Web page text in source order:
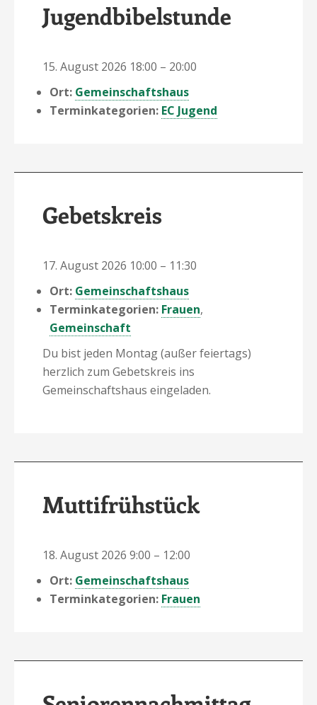
Jugendbibelstunde
15. August 2026 18:00 – 20:00
Ort: Gemeinschaftshaus
Terminkategorien: EC Jugend
Gebetskreis
17. August 2026 10:00 – 11:30
Ort: Gemeinschaftshaus
Terminkategorien: Frauen,
Gemeinschaft
Du bist jeden Montag (außer feiertags)
herzlich zum Gebetskreis ins
Gemeinschaftshaus eingeladen.
Muttifrühstück
18. August 2026 9:00 – 12:00
Ort: Gemeinschaftshaus
Terminkategorien: Frauen